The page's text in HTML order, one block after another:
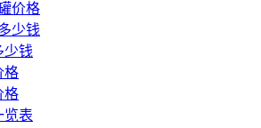
价格
少钱
少钱
格
格
览表